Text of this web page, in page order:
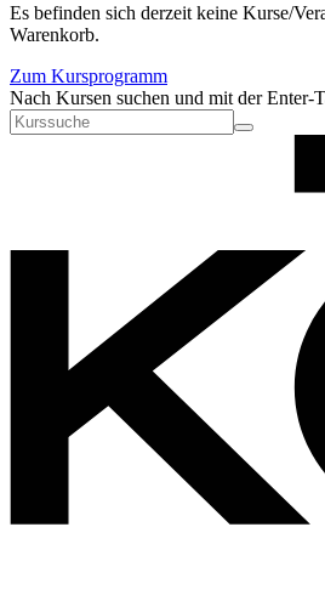
Es befinden sich derzeit keine Kurse/
Warenkorb.
Zum Kursprogramm
Nach Kursen suchen und mit der Enter-